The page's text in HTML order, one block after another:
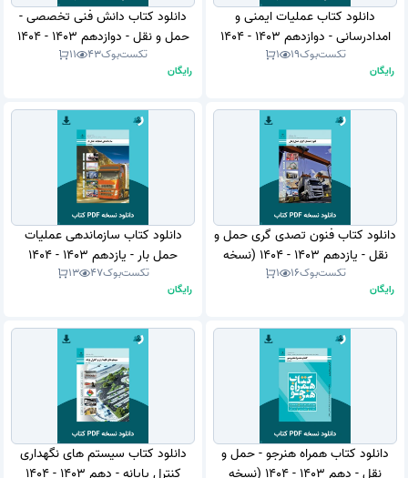
دانلود کتاب عملیات ایمنی و
امدادرسانی - دوازدهم 1403 - 1404
(نسخه PDF)
تکست‌بوک19
1
رایگان
دانلود کتاب دانش فنی تخصصی -
حمل و نقل - دوازدهم 1403 - 1404
(نسخه PDF)
تکست‌بوک43
11
رایگان
دانلود کتاب فنون تصدی گری حمل و
نقل - یازدهم 1403 - 1404 (نسخه
PDF)
تکست‌بوک16
1
رایگان
دانلود کتاب سازماندهی عملیات
حمل بار - یازدهم 1403 - 1404
(نسخه PDF)
تکست‌بوک47
13
رایگان
دانلود کتاب همراه هنرجو - حمل و
دانلود کتاب سیستم های نگهداری